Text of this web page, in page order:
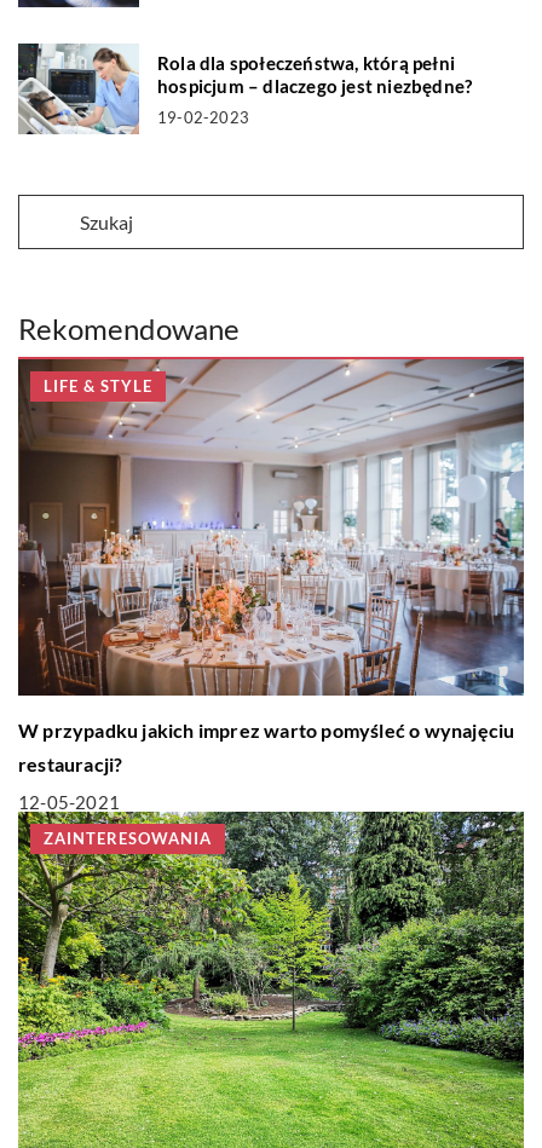
Rola dla społeczeństwa, którą pełni
hospicjum – dlaczego jest niezbędne?
19-02-2023
Rekomendowane
LIFE & STYLE
W przypadku jakich imprez warto pomyśleć o wynajęciu
restauracji?
12-05-2021
ZAINTERESOWANIA